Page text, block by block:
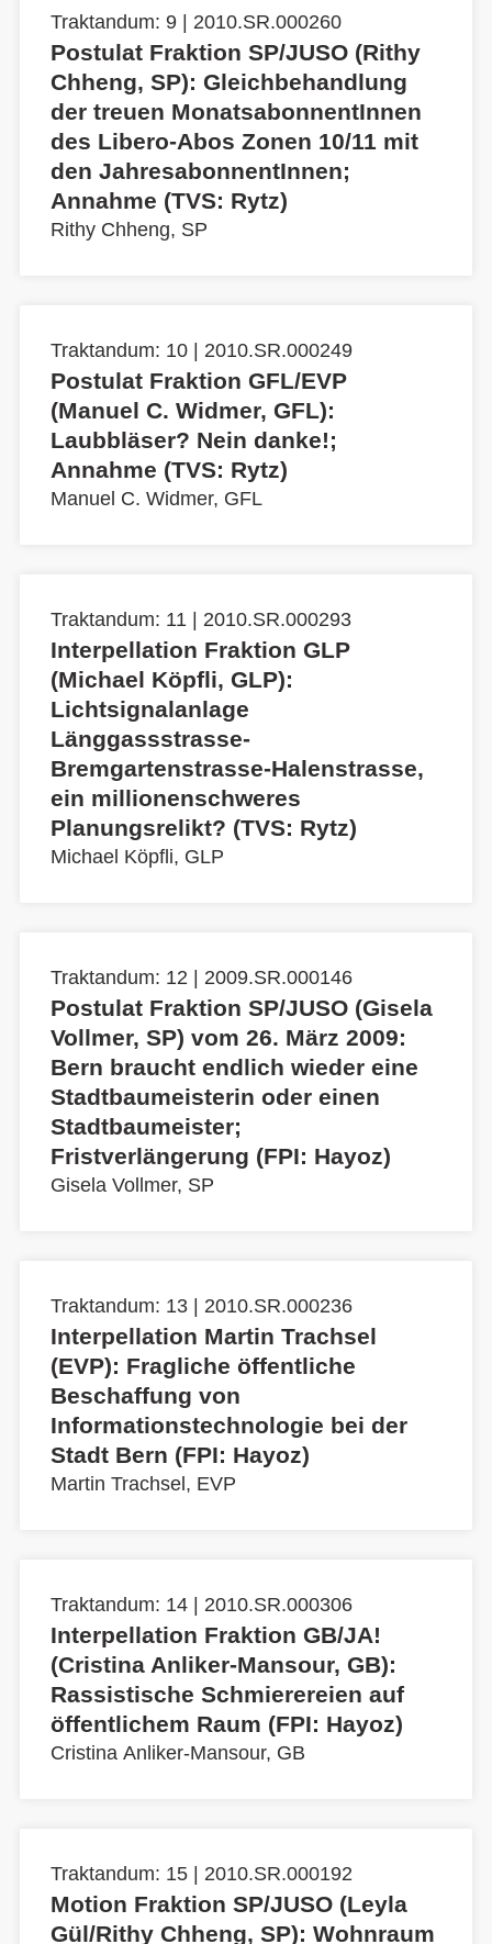
Traktandum: 9 | 2010.SR.000260
Postulat Fraktion SP/JUSO (Rithy
Chheng, SP): Gleichbehandlung
der treuen MonatsabonnentInnen
des Libero-Abos Zonen 10/11 mit
den JahresabonnentInnen;
Annahme (TVS: Rytz)
Rithy Chheng, SP
Traktandum: 10 | 2010.SR.000249
Postulat Fraktion GFL/EVP
(Manuel C. Widmer, GFL):
Laubbläser? Nein danke!;
Annahme (TVS: Rytz)
Manuel C. Widmer, GFL
Traktandum: 11 | 2010.SR.000293
Interpellation Fraktion GLP
(Michael Köpfli, GLP):
Lichtsignalanlage
Länggassstrasse-
Bremgartenstrasse-Halenstrasse,
ein millionenschweres
Planungsrelikt? (TVS: Rytz)
Michael Köpfli, GLP
Traktandum: 12 | 2009.SR.000146
Postulat Fraktion SP/JUSO (Gisela
Vollmer, SP) vom 26. März 2009:
Bern braucht endlich wieder eine
Stadtbaumeisterin oder einen
Stadtbaumeister;
Fristverlängerung (FPI: Hayoz)
Gisela Vollmer, SP
Traktandum: 13 | 2010.SR.000236
Interpellation Martin Trachsel
(EVP): Fragliche öffentliche
Beschaffung von
Informationstechnologie bei der
Stadt Bern (FPI: Hayoz)
Martin Trachsel, EVP
Traktandum: 14 | 2010.SR.000306
Interpellation Fraktion GB/JA!
(Cristina Anliker-Mansour, GB):
Rassistische Schmierereien auf
öffentlichem Raum (FPI: Hayoz)
Cristina Anliker-Mansour, GB
Traktandum: 15 | 2010.SR.000192
Motion Fraktion SP/JUSO (Leyla
Gül/Rithy Chheng, SP): Wohnraum